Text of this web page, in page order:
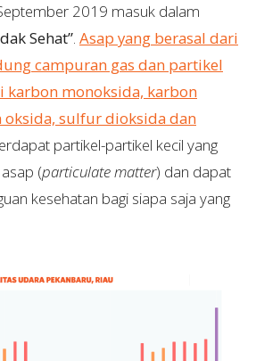
2019 masuk dalam
Sehat”. Asap yang berasal dari
campuran gas dan partikel
karbon monoksida, karbon
sulfur dioksida dan
partikel-partikel kecil yang
(particulate matter) dan dapat
kesehatan bagi siapa saja yang